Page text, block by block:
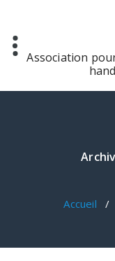
contenu
Association
Accueil /